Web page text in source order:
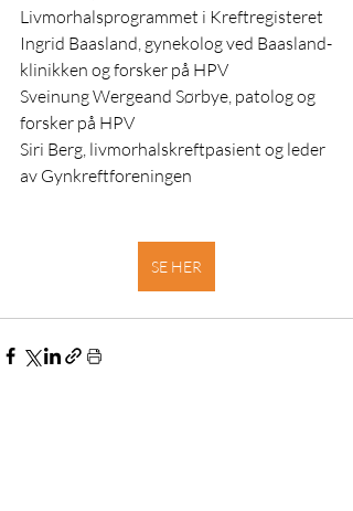
Livmorhalsprogrammet i Kreftregisteret
Ingrid Baasland, gynekolog ved Baasland-
klinikken og forsker på HPV
Sveinung Wergeand Sørbye, patolog og
forsker på HPV
Siri Berg, livmorhalskreftpasient og leder
av Gynkreftforeningen
SE HER